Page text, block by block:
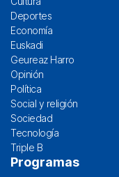
Deportes
Economía
Euskadi
Geureaz Harro
Opinión
Política
Social y religión
Sociedad
Tecnología
Triple B
Programas